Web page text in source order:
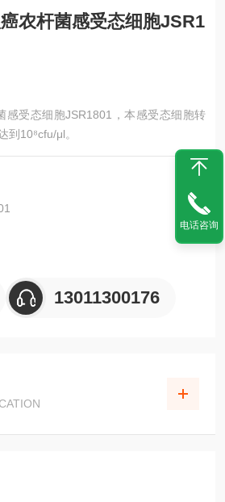
农杆菌感受态细胞JSR1
感受态细胞JSR1801，本感受态细胞转
到10⁸cfu/μl。
13011300176
电话咨询